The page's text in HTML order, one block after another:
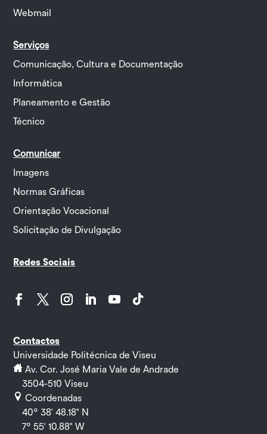
Webmail
Serviços
Comunicação, Cultura e Documentação
Informática
Planeamento e Gestão
Técnico
Comunicar
Imagens
Normas Gráficas
Orientação Vocacional
Solicitação de Divulgação
Redes Sociais
Contactos
Universidade Politécnica de Viseu
Av. Cor. José Maria Vale de Andrade
3504-510 Viseu
Coordenadas
40º 38' 48.18" N
7º 55' 10.88" W